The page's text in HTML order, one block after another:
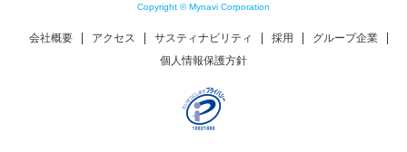
Copyright © Mynavi Corporation
会社概要 アクセス サスティナビリティ 採用
グループ企業
個人情報保護方針